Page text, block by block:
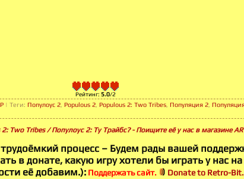
Рейтинг: 5.0/2
| Теги: Популоус 2 Populous 2 Populous 2: Two Tribes Популяция 2
Two Tribes / Популоус 2: Ту Трайбс? - Поищите её у нас в магазине
процесс – Будем рады вашей
в донате, какую игру хотели бы играть у нас
её добавим.): Поддержать сайт. Donate to Retro-